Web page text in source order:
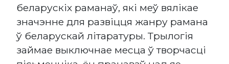
беларускіх раманаў, які меў вялікае
значэнне для развіцця жанру рамана
ў беларускай літаратуры. Трылогія
займае выключнае месца ў творчасці